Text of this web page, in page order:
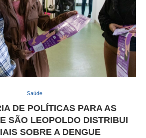
Saúde
DE POLÍTICAS PARA AS
SÃO LEOPOLDO DISTRIBUI
SOBRE A DENGUE